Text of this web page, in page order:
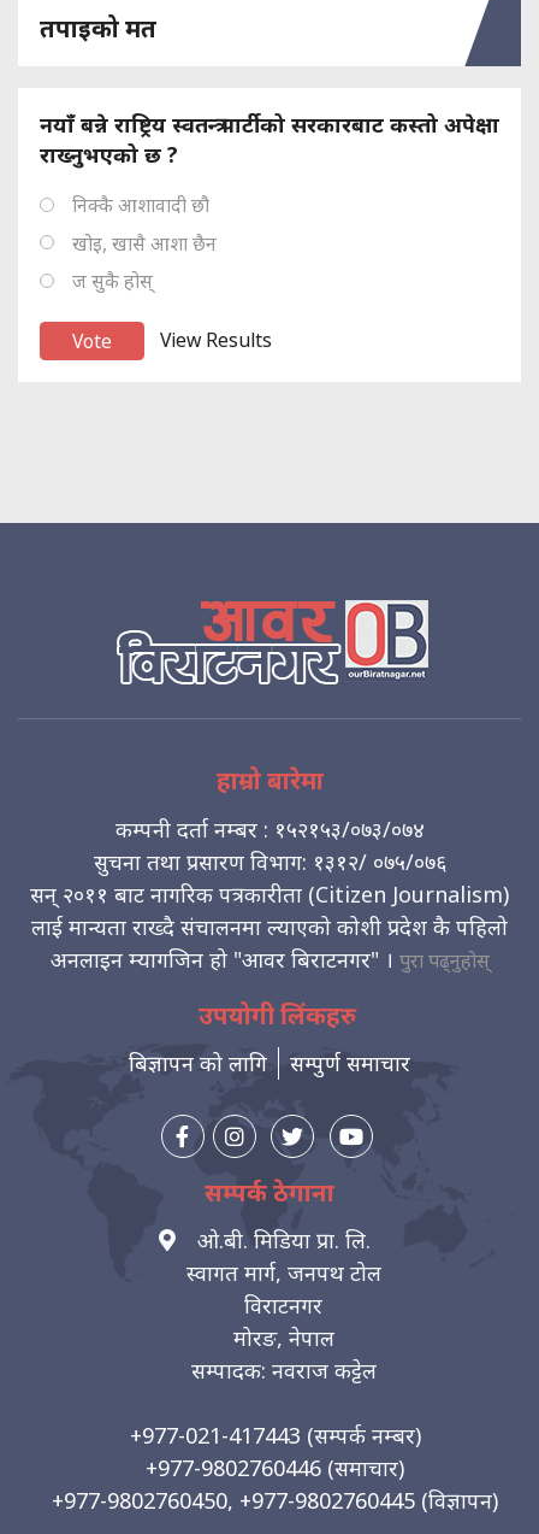
तपाइको मत
नयाँ बन्ने राष्ट्रिय स्वतन्त्र पार्टीको सरकारबाट कस्तो अपेक्षा
राख्नुभएको छ ?
निक्कै आशावादी छौ
खोइ, खासै आशा छैन
ज सुकै होस्
View Results
हाम्रो बारेमा
कम्पनी दर्ता नम्बर : १५२१५३/०७३/०७४
सुचना तथा प्रसारण विभाग: १३१२/ ०७५/०७६
सन् २०११ बाट नागरिक पत्रकारीता (Citizen Journalism)
लाई मान्यता राख्दै संचालनमा ल्याएको कोशी प्रदेश कै पहिलो
अनलाइन म्यागजिन हो "आवर बिराटनगर" । पुरा पढ्नुहोस्
उपयोगी लिंकहरु
बिज्ञापन को लागि सम्पुर्ण समाचार
सम्पर्क ठेगाना
ओ.बी. मिडिया प्रा. लि.
स्वागत मार्ग, जनपथ टोल
विराटनगर
मोरङ, नेपाल
सम्पादक: नवराज कट्टेल
+977-021-417443 (सम्पर्क नम्बर)
+977-9802760446 (समाचार)
+977-9802760450, +977-9802760445 (विज्ञापन)